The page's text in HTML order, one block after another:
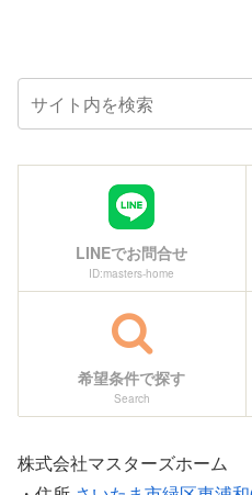
内の木崎・三室・尾間木地区...
LINEでお問合せ
ID:masters-home
希望条件で探す
Search
株式会社マスターズホーム